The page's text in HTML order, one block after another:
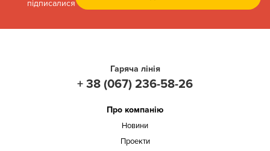
підписалися
Гаряча лінія
+ 38 (067) 236-58-26
Про компанію
Новини
Проекти